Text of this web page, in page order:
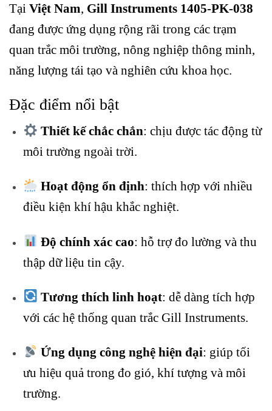
Tại Việt Nam, Gill Instruments 1405-PK-038
đang được ứng dụng rộng rãi trong các trạm
quan trắc môi trường, nông nghiệp thông minh,
năng lượng tái tạo và nghiên cứu khoa học.
Đặc điểm nổi bật
Thiết kế chắc chắn: chịu được tác động từ
môi trường ngoài trời.
Hoạt động ổn định: thích hợp với nhiều
điều kiện khí hậu khắc nghiệt.
Độ chính xác cao: hỗ trợ đo lường và thu
thập dữ liệu tin cậy.
Tương thích linh hoạt: dễ dàng tích hợp
với các hệ thống quan trắc Gill Instruments.
Ứng dụng công nghệ hiện đại: giúp tối
ưu hiệu quả trong đo gió, khí tượng và môi
trường.